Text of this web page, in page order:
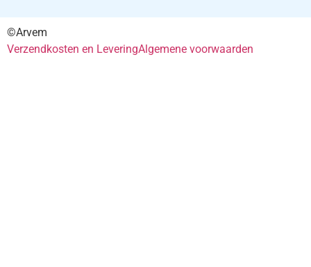
©Arvem
Verzendkosten en LeveringAlgemene voorwaarden